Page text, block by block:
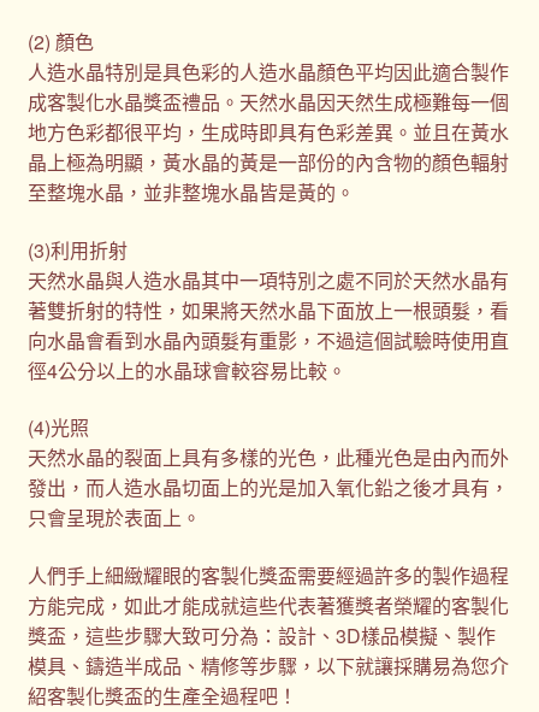
(2) 顏色
人造水晶特別是具色彩的人造水晶顏色平均因此適合製作
成客製化水晶獎盃禮品。天然水晶因天然生成極難每一個
地方色彩都很平均，生成時即具有色彩差異。並且在黃水
晶上極為明顯，黃水晶的黃是一部份的內含物的顏色輻射
至整塊水晶，並非整塊水晶皆是黃的。
(3)利用折射
天然水晶與人造水晶其中一項特別之處不同於天然水晶有
著雙折射的特性，如果將天然水晶下面放上一根頭髮，看
向水晶會看到水晶內頭髮有重影，不過這個試驗時使用直
徑4公分以上的水晶球會較容易比較。
(4)光照
天然水晶的裂面上具有多樣的光色，此種光色是由內而外
發出，而人造水晶切面上的光是加入氧化鉛之後才具有，
只會呈現於表面上。
人們手上細緻耀眼的客製化獎盃需要經過許多的製作過程
方能完成，如此才能成就這些代表著獲獎者榮耀的客製化
獎盃，這些步驟大致可分為：設計、3D樣品模擬、製作
模具、鑄造半成品、精修等步驟，以下就讓採購易為您介
紹客製化獎盃的生產全過程吧！